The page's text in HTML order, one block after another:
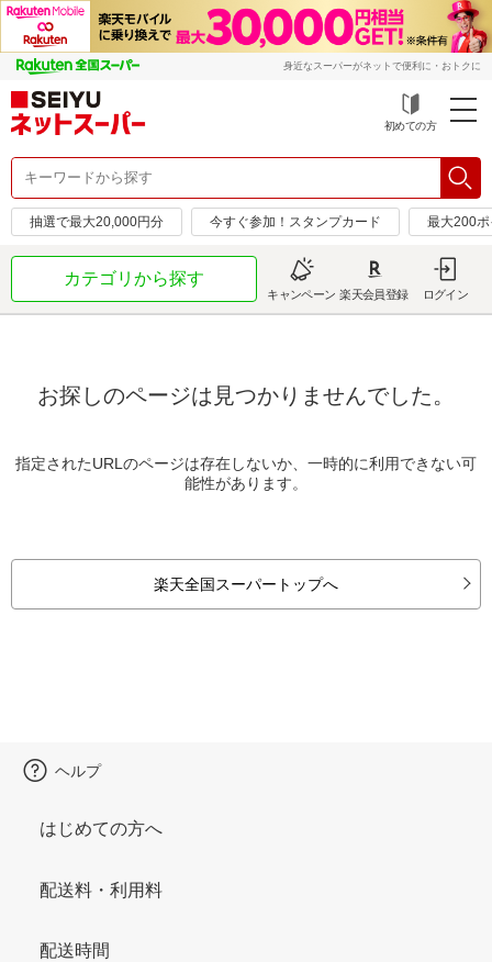
身近なスーパーがネットで便利に・おトクに
初めての方
抽選で最大20,000円分 今すぐ参加！スタンプカード 最大200
カテゴリから探す
キャンペーン 楽天会員登録 ログイン
お探しのページは見つかりませんでした。
指定されたURLのページは存在しないか、一時的に利用できない可
能性があります。
楽天全国スーパートップへ
ヘルプ
はじめての方へ
配送料・利用料
配送時間